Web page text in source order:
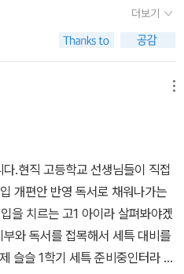
100으로 들어가기전바뀐 입시제
이하나의 파트를 차지하고 있는
등급제로 바뀐 만큼생활기록부의
전처럼 독서활동 항목이 반영되
에 수행이나 학습참여도가교과별
대적인 평가로반영이 될 것이라는
는 결코 그냥 넘겨서는 안 될 부분
생전 안하던 도서관 책대여를 하
ㅠ위의 사항이 책의 분량 1/5도
분보다 중요하기에 이야기가 길어
학, 과학, 수학계열로총 3개의 파
있는데요과목별 세특은 물론 어
떤 식으로 읽어가면 좋을지도 알
구체적으로 이 책을 어떤 학과를
더 추천함으로써 필독서 100권이
록이 되는 것이다. 독서 후 가장
줄 수 있을지 손쉬웠다는 점이
들어본 흔한 책 목록이 아니어서
다. 집에 없는 책들도 많았거니와,
책들이 많아서 보물창고같은 책이
관의 힘>과 <문학의 숲을 거닐다
론>이 전부였다. 당혹스럽긴 했지
참 좋았어요.(중학교 학부모에게
독서 100 개정판은'생기부를 잘
' 이런 식의 책이 아닌대입을 위한
한 구체적인 방법들이자세하게 나
100 개정판은 대학이 진짜로 원하
등 학문 분야별로책들을 소개하
이렇게 읽어보세요' 는 단순히 그
게 생기부와 연관지어 읽고 활용
요.생기부 필독서 100 개정판
한 학과는 어떤 학과가 있는지 소
로 확장하기와 같이 읽으면 좋은
더보기
.현직 고등학교 선생님들이 직접
개편안 반영 독서로 채워나가는
을 치르는 고1 아이라 살펴봐야겠
와 독서를 접목해서 세특 대비를
슬슬 1학기 세특 준비중인터라 딱